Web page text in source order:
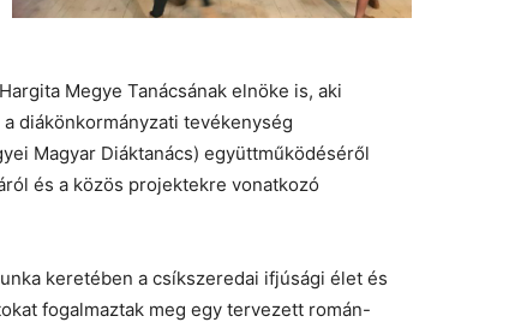
Megye Tanácsának elnöke is, aki
diákönkormányzati tevékenység
Magyar Diáktanács) együttműködéséről
és a közös projektekre vonatkozó
keretében a csíkszeredai ifjúsági élet és
fogalmaztak meg egy tervezett román-